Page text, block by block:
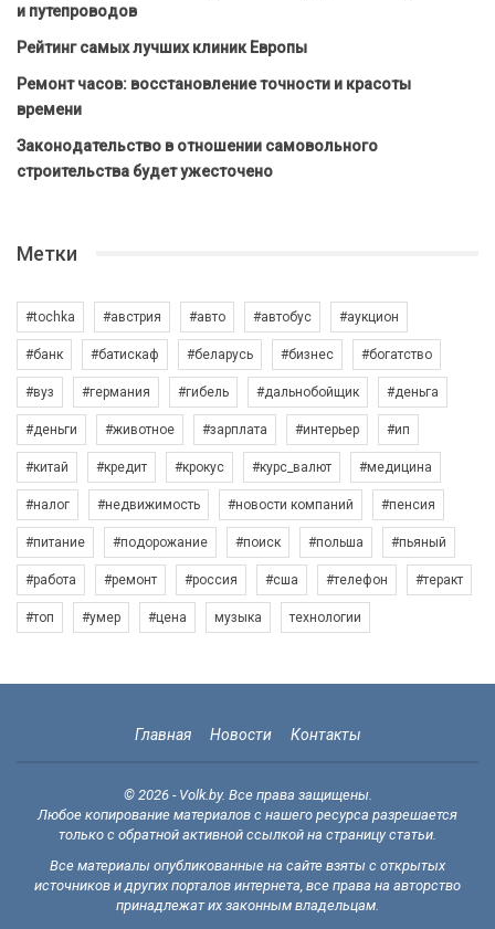
и путепроводов
Рейтинг самых лучших клиник Европы
Ремонт часов: восстановление точности и красоты
времени
Законодательство в отношении самовольного
строительства будет ужесточено
Метки
#tochka #австрия #авто #автобус #аукцион
#банк #батискаф #беларусь #бизнес #богатство
#вуз #германия #гибель #дальнобойщик #деньга
#деньги #животное #зарплата #интерьер #ип
#китай #кредит #крокус #курс_валют #медицина
#налог #недвижимость #новости компаний #пенсия
#питание #подорожание #поиск #польша #пьяный
#работа #ремонт #россия #сша #телефон #теракт
#топ #умер #цена музыка технологии
Главная Новости Контакты
© 2026 - Volk.by. Все права защищены.
Любое копирование материалов с нашего ресурса разрешается
только с обратной активной ссылкой на страницу статьи.
Все материалы опубликованные на сайте взяты с открытых
источников и других порталов интернета, все права на авторство
принадлежат их законным владельцам.